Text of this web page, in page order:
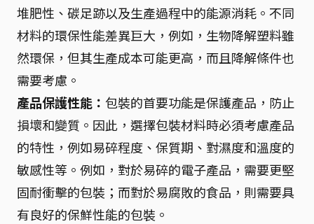
堆肥性、碳足跡以及生產過程中的能源消耗。不同
材料的環保性能差異巨大，例如，生物降解塑料雖
然環保，但其生產成本可能更高，而且降解條件也
需要考慮。
產品保護性能： 包裝的首要功能是保護產品，防止
損壞和變質。因此，選擇包裝材料時必須考慮產品
的特性，例如易碎程度、保質期、對濕度和溫度的
敏感性等。例如，對於易碎的電子產品，需要更堅
固耐衝擊的包裝；而對於易腐敗的食品，則需要具
有良好的保鮮性能的包裝。